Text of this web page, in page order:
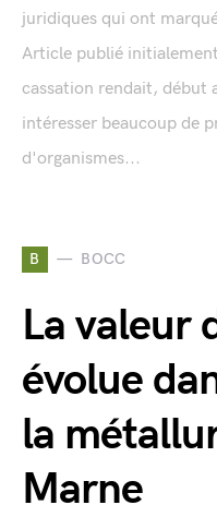
juridiques qui ont
Article publié
cassation rendait, début
intéresser beaucoup de
d'organismes...
B BOCC
La valeur
évolue
la
Marne